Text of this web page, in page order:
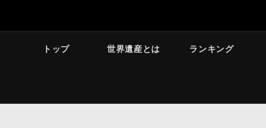
トップ 世界遺産とは ランキング